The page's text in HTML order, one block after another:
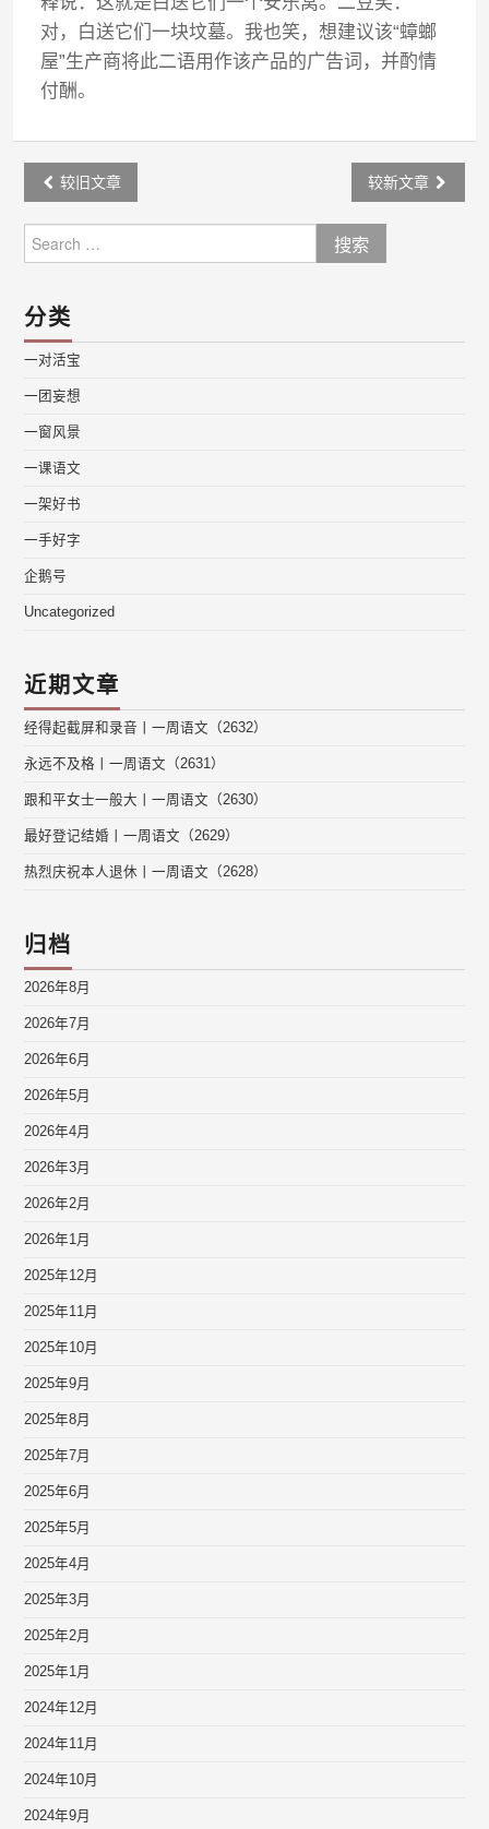
对，白送它们一块坟墓。我也笑，想建议该“蟑螂
屋”生产商将此二语用作该产品的广告词，并酌情
付酬。
Post
navigation
较旧文章 较新文章
for:
分类
一对活宝
一团妄想
一窗风景
一课语文
一架好书
一手好字
企鹅号
Uncategorized
近期文章
经得起截屏和录音丨一周语文（2632）
永远不及格丨一周语文（2631）
跟和平女士一般大丨一周语文（2630）
最好登记结婚丨一周语文（2629）
热烈庆祝本人退休丨一周语文（2628）
归档
2026年8月
2026年7月
2026年6月
2026年5月
2026年4月
2026年3月
2026年2月
2026年1月
2025年12月
2025年11月
2025年10月
2025年9月
2025年8月
2025年7月
2025年6月
2025年5月
2025年4月
2025年3月
2025年2月
2025年1月
2024年12月
2024年11月
2024年10月
2024年9月